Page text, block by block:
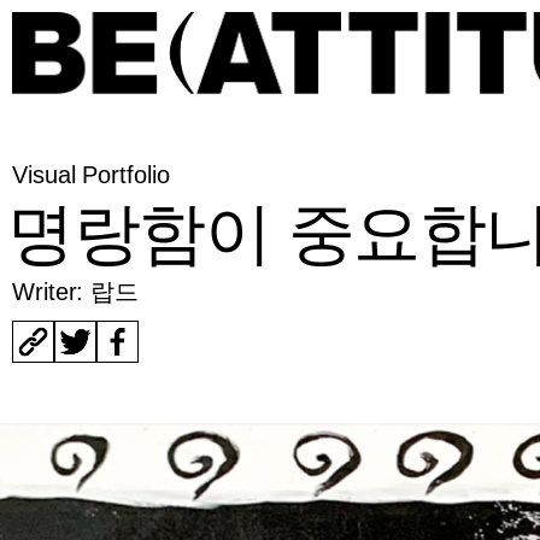
Visual Portfolio
명랑함이 중요합
Writer: 랍드